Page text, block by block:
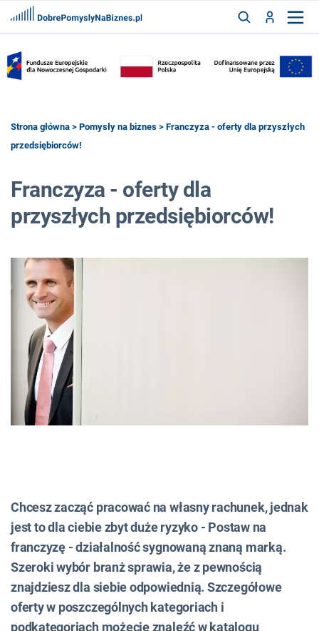
ZAREJESTRUJ
FRANCZYZY
Strona główna > Pomysły na biznes > Franczyza - oferty dla przyszłych
przedsiębiorców!
Franczyza - oferty dla
przyszłych przedsiębiorców!
Chcesz zacząć pracować na własny rachunek, jednak
jest to dla ciebie zbyt duże ryzyko - Postaw na
franczyzę - działalność sygnowaną znaną marką.
Szeroki wybór branż sprawia, że z pewnością
znajdziesz dla siebie odpowiednią. Szczegółowe
oferty w poszczególnych kategoriach i
podkategoriach możecie znaleźć w katalogu